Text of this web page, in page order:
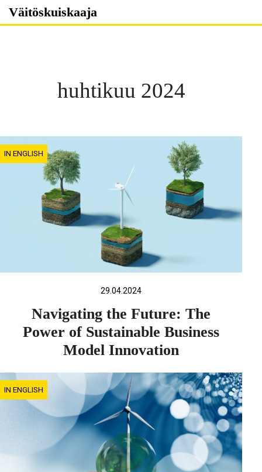
Skip
Väitöskuiskaaja
huhtikuu 2024
IN ENGLISH
29.04.2024
Navigating the Future: The
Power of Sustainable Business
Model Innovation
IN ENGLISH